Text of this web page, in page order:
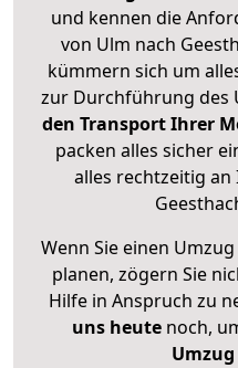
und kennen die
von Ulm nach
kümmern sich um
zur Durchführung des
den Transport Ihrer
packen alles sicher
alles rechtzeitig
Wenn Sie einen
planen, zögern Sie
Hilfe in Anspruch zu
uns heutenoch,
Umzug